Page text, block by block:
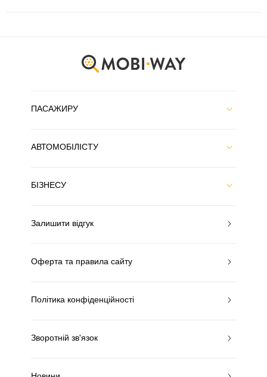
ПАСАЖИРУ
АВТОМОБІЛІСТУ
БІЗНЕСУ
Залишити відгук
Оферта та правила сайту
Політика конфіденційності
Зворотній зв'язок